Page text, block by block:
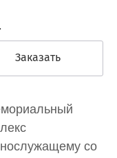
Заказать